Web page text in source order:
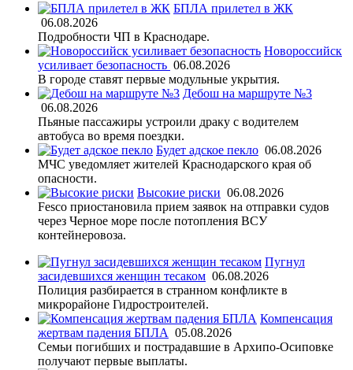
БПЛА прилетел в ЖК
06.08.2026
Подробности ЧП в Краснодаре.
Новороссийск
усиливает безопасность 06.08.2026
В городе ставят первые модульные укрытия.
Дебош на маршруте №3
06.08.2026
Пьяные пассажиры устроили драку с водителем
автобуса во время поездки.
Будет адское пекло 06.08.2026
МЧС уведомляет жителей Краснодарского края об
опасности.
Высокие риски 06.08.2026
Fesco приостановила прием заявок на отправки судов
через Черное море после потопления ВСУ
контейнеровоза.
Пугнул
засидевшихся женщин тесаком 06.08.2026
Полиция разбирается в странном конфликте в
микрорайоне Гидростроителей.
Компенсация
жертвам падения БПЛА 05.08.2026
Семьи погибших и пострадавшие в Архипо-Осиповке
получают первые выплаты.